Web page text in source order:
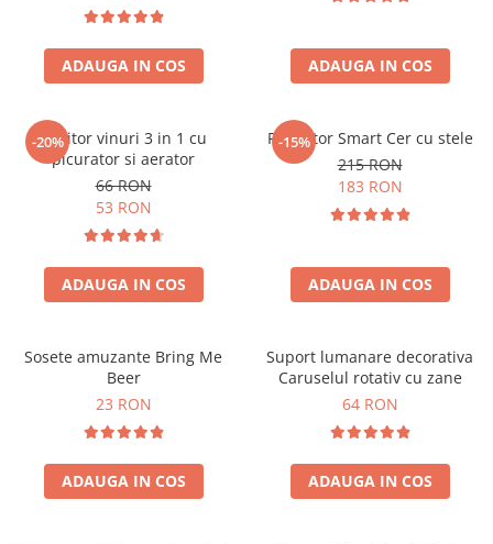
ADAUGA IN COS ADAUGA IN COS
-20%
Racitor vinuri 3 in 1 cu
picurator si aerator
66 RON
53 RON
ADAUGA IN COS
-15%
Proiector Smart Cer cu stele
215 RON
183 RON
ADAUGA IN COS
Sosete amuzante Bring Me
Beer
23 RON
ADAUGA IN COS
Suport lumanare decorativa
Caruselul rotativ cu zane
64 RON
ADAUGA IN COS